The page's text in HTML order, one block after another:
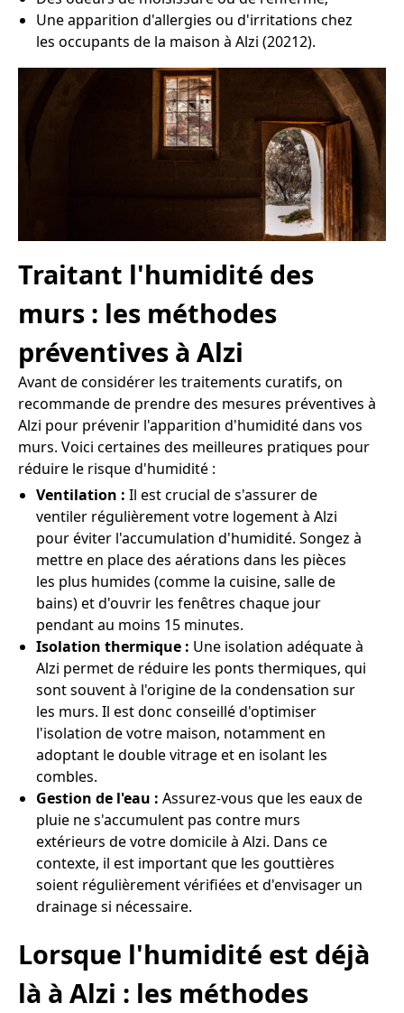
Une apparition d'allergies ou d'irritations chez
les occupants de la maison à Alzi (20212).
Traitant l'humidité des
murs : les méthodes
préventives à Alzi
Avant de considérer les traitements curatifs, on
recommande de prendre des mesures préventives à
Alzi pour prévenir l'apparition d'humidité dans vos
murs. Voici certaines des meilleures pratiques pour
réduire le risque d'humidité :
Ventilation : Il est crucial de s'assurer de
ventiler régulièrement votre logement à Alzi
pour éviter l'accumulation d'humidité. Songez à
mettre en place des aérations dans les pièces
les plus humides (comme la cuisine, salle de
bains) et d'ouvrir les fenêtres chaque jour
pendant au moins 15 minutes.
Isolation thermique : Une isolation adéquate à
Alzi permet de réduire les ponts thermiques, qui
sont souvent à l'origine de la condensation sur
les murs. Il est donc conseillé d'optimiser
l'isolation de votre maison, notamment en
adoptant le double vitrage et en isolant les
combles.
Gestion de l'eau : Assurez-vous que les eaux de
pluie ne s'accumulent pas contre murs
extérieurs de votre domicile à Alzi. Dans ce
contexte, il est important que les gouttières
soient régulièrement vérifiées et d'envisager un
drainage si nécessaire.
Lorsque l'humidité est déjà
là à Alzi : les méthodes